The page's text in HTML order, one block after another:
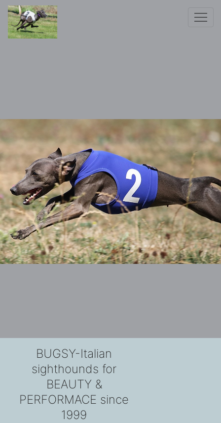
BUGSY-Italian
sighthounds for
BEAUTY &
PERFORMACE since
1999